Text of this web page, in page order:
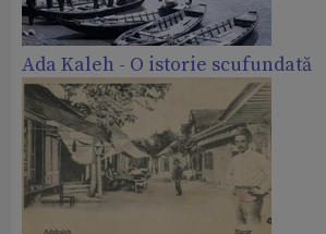
Ada Kaleh - O istorie scufundată